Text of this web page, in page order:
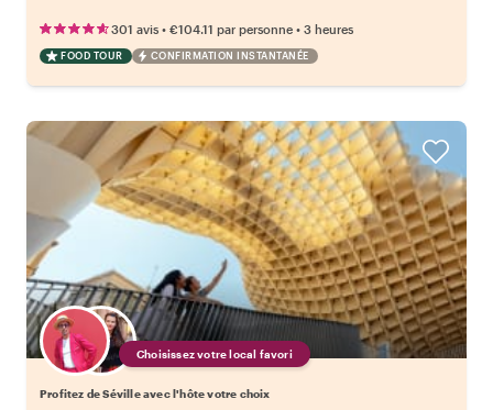
301 avis • €104.11 par personne • 3 heures
FOOD TOUR CONFIRMATION INSTANTANÉE
Choisissez votre local favori
Profitez de Séville avec l'hôte votre choix